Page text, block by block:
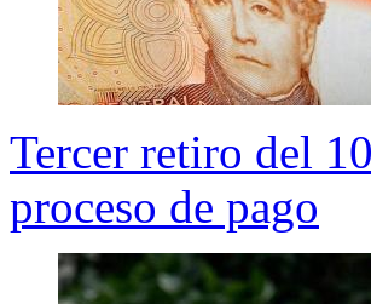
Tercer retiro del
proceso de pago